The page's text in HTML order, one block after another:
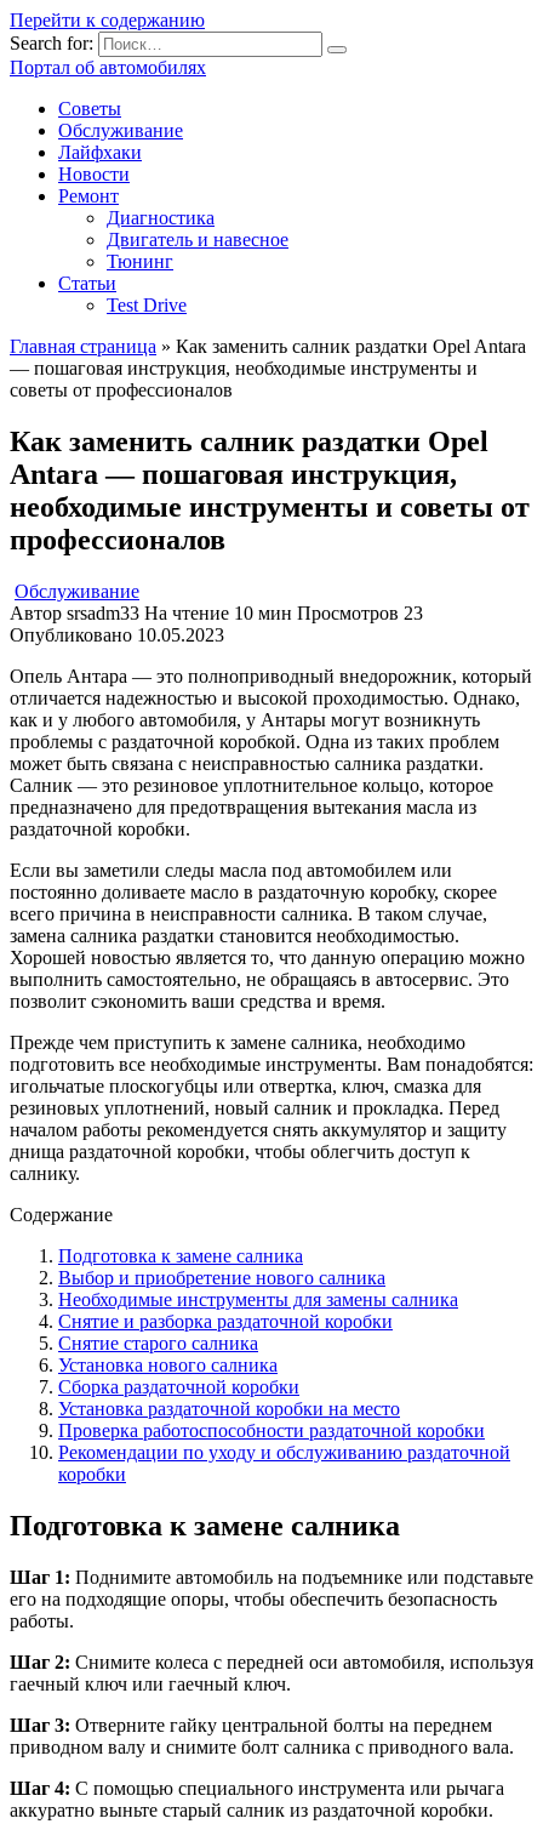
Перейти к содержанию
Search for:
Портал об автомобилях
Советы
Обслуживание
Лайфхаки
Новости
Ремонт
Диагностика
Двигатель и навесное
Тюнинг
Статьи
Test Drive
Главная страница » Как заменить салник раздатки Opel Antara
— пошаговая инструкция, необходимые инструменты и
советы от профессионалов
Как заменить салник раздатки Opel
Antara — пошаговая инструкция,
необходимые инструменты и советы от
профессионалов
Обслуживание
Автор srsadm33 На чтение 10 мин Просмотров 23
Опубликовано 10.05.2023
Опель Антара — это полноприводный внедорожник, который
отличается надежностью и высокой проходимостью. Однако,
как и у любого автомобиля, у Антары могут возникнуть
проблемы с раздаточной коробкой. Одна из таких проблем
может быть связана с неисправностью салника раздатки.
Салник — это резиновое уплотнительное кольцо, которое
предназначено для предотвращения вытекания масла из
раздаточной коробки.
Если вы заметили следы масла под автомобилем или
постоянно доливаете масло в раздаточную коробку, скорее
всего причина в неисправности салника. В таком случае,
замена салника раздатки становится необходимостью.
Хорошей новостью является то, что данную операцию можно
выполнить самостоятельно, не обращаясь в автосервис. Это
позволит сэкономить ваши средства и время.
Прежде чем приступить к замене салника, необходимо
подготовить все необходимые инструменты. Вам понадобятся:
игольчатые плоскогубцы или отвертка, ключ, смазка для
резиновых уплотнений, новый салник и прокладка. Перед
началом работы рекомендуется снять аккумулятор и защиту
днища раздаточной коробки, чтобы облегчить доступ к
салнику.
Содержание
Подготовка к замене салника
Выбор и приобретение нового салника
Необходимые инструменты для замены салника
Снятие и разборка раздаточной коробки
Снятие старого салника
Установка нового салника
Сборка раздаточной коробки
Установка раздаточной коробки на место
Проверка работоспособности раздаточной коробки
Рекомендации по уходу и обслуживанию раздаточной
коробки
Подготовка к замене салника
Шаг 1: Поднимите автомобиль на подъемнике или подставьте
его на подходящие опоры, чтобы обеспечить безопасность
работы.
Шаг 2: Снимите колеса с передней оси автомобиля, используя
гаечный ключ или гаечный ключ.
Шаг 3: Отверните гайку центральной болты на переднем
приводном валу и снимите болт салника с приводного вала.
Шаг 4: С помощью специального инструмента или рычага
аккуратно выньте старый салник из раздаточной коробки.